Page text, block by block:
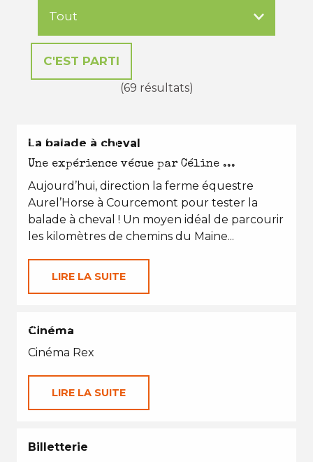
(69 résultats)
EN TOUTES SAISONS
La balade à cheval
Une expérience vécue par Céline ...
Aujourd’hui, direction la ferme équestre
Aurel’Horse à Courcemont pour tester la
balade à cheval ! Un moyen idéal de parcourir
les kilomètres de chemins du Maine...
LIRE LA SUITE
EN TOUTES SAISONS
Cinéma
Cinéma Rex
LIRE LA SUITE
Billetterie